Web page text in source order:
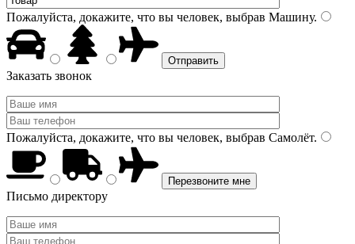
Пожалуйста, докажите, что вы человек, выбрав Машину.
Заказать звонок
Пожалуйста, докажите, что вы человек, выбрав Самолёт.
Письмо директору